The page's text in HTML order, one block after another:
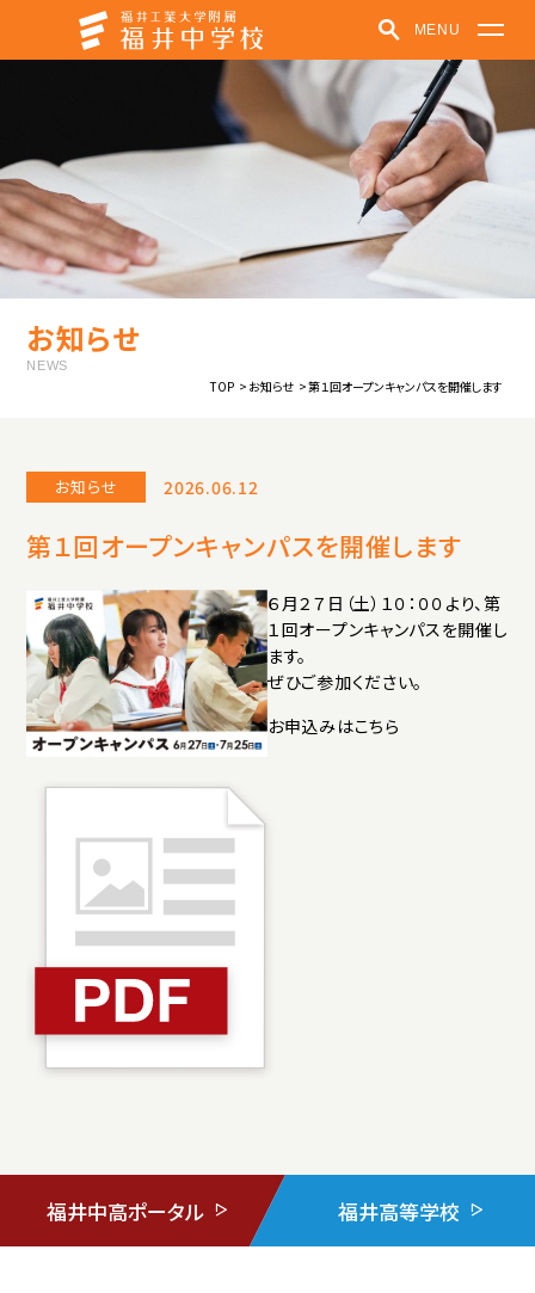
MENU
学校紹介
学びの特色
学校での取り組み
受験生の方へ
在学生・保護者の方へ
パンフレット
お知らせ
福井中高ポータルサイト
学校紹介動画
アクセス プライバシーポリシー
サイトマップ
いじめ防止基本方針
ご寄付について
お問い合わせ
資料請求
お知らせ
NEWS
TOP お知らせ 第１回オープンキャンパスを開催します
お知らせ 2026.06.12
第１回オープンキャンパスを開催します
６月２７日（土）１０：００より、第
１回オープンキャンパスを開催し
ます。
ぜひご参加ください。
お申込みはこちら
福井中高ポータル 福井高等学校